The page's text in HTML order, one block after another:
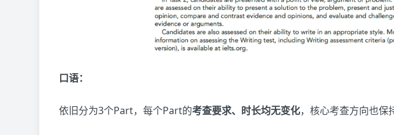
口语：
依旧分为3个Part，每个Part的考查要求、时长均无变化，核心考查方向也保